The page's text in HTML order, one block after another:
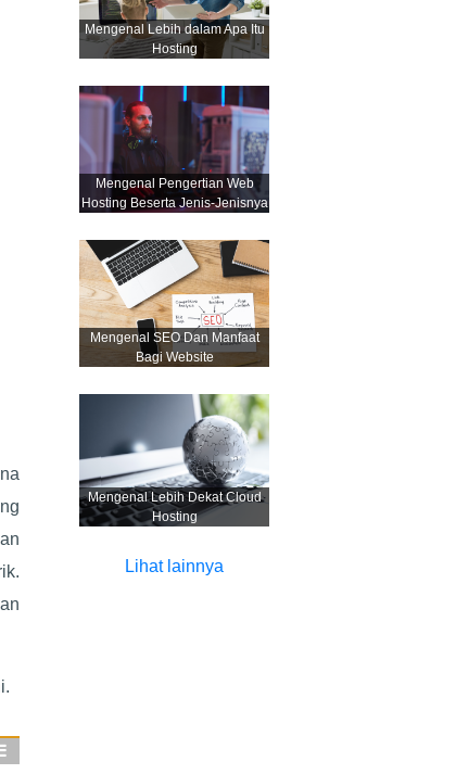
Mengenal Lebih dalam Apa Itu
Hosting
Mengenal Pengertian Web
Hosting Beserta Jenis-Jenisnya
Mengenal SEO Dan Manfaat
Bagi Website
Mengenal Lebih Dekat Cloud
Hosting
Lihat lainnya